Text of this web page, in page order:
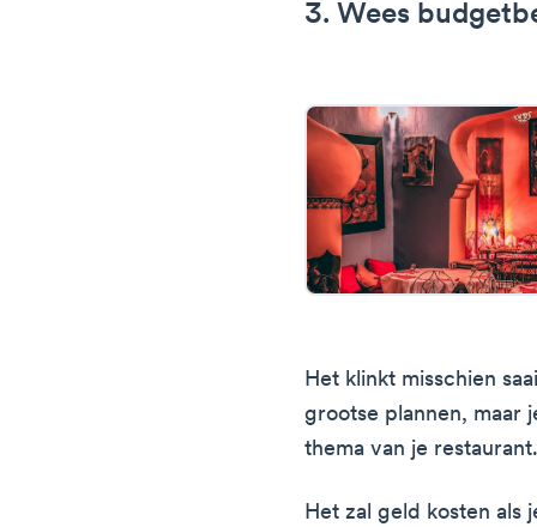
3. Wees
Het klinkt misschien
grootse plannen, maar
thema van je
Het zal geld kosten als